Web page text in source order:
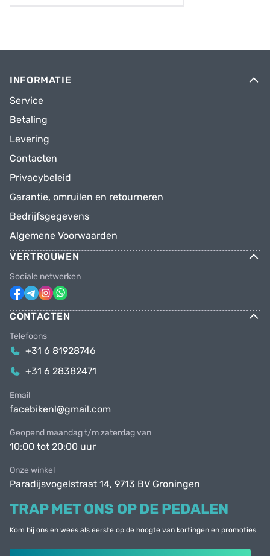
INFORMATIE
Service
Betaling
Levering
Contacten
Privacybeleid
Garantie, omruilen en retourneren
Bedrijfsgegevens
Algemene Voorwaarden
VERTROUWEN
Sociale netwerken
CONTACTEN
Telefoons
+31 6 81928746
+31 6 28382471
Email
facebikenl@gmail.com
Geopend maandag t/m zaterdag van
10:00 tot 20:00 uur
Onze winkel
Paradijsvogelstraat 14, 9713 BV Groningen
TRAP MET ONS OP DE PEDALEN
Kom bij ons en wees als eerste op de hoogte van kortingen en promoties